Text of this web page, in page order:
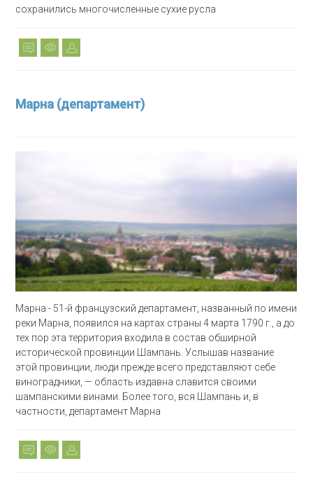
сохранились многочисленные сухие русла
Марна (департамент)
Марна - 51-й французский департамент, названный по имени
реки Марна, появился на картах страны 4 марта 1790 г., а до
тех пор эта территория входила в состав обширной
исторической провинции Шампань. Услышав название
этой провинции, люди прежде всего представляют себе
виноградники, — область издавна славится своими
шампанскими винами. Более того, вся Шампань и, в
частности, департамент Марна